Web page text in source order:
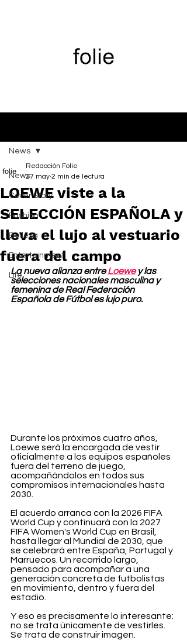
News
Cover Story
Fashion
Belleza
Entertainment
Life
News
LOEWE viste a la
SELECCIÓN ESPAÑOLA y
lleva el lujo al vestuario
fuera del campo
Redacción Folie
27 may 2 min de lectura
La nueva alianza entre Loewe y las
selecciones nacionales masculina y
femenina de Real Federación
Española de Fútbol es lujo puro.
Durante los próximos cuatro años,
Loewe será la encargada de vestir
oficialmente a los equipos españoles
fuera del terreno de juego,
acompañándolos en todos sus
compromisos internacionales hasta
2030.
El acuerdo arranca con la 2026 FIFA
World Cup y continuará con la 2027
FIFA Women's World Cup en Brasil,
hasta llegar al Mundial de 2030, que
se celebrará entre España, Portugal y
Marruecos. Un recorrido largo,
pensado para acompañar a una
generación concreta de futbolistas
en movimiento, dentro y fuera del
estadio.
Y eso es precisamente lo interesante:
no se trata únicamente de vestirles.
Se trata de construir imagen.